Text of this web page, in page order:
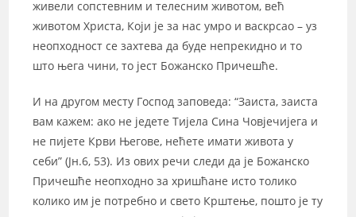
живели сопстевним и телесним животом, већ
животом Христа, Који је за нас умро и васкрсао – уз
неопходност се захтева да буде непрекидно и то
што њега чини, то јест Божанско Причешће.
И на другом месту Господ заповеда: “Заиста, заиста
вам кажем: ако не једете Тијела Сина Човјечијега и
не пијете Крви Његове, нећете имати живота у
себи” (Јн.6, 53). Из ових речи следи да је Божанско
Причешће неопходно за хришћане исто толико
колико им је потребно и свето Крштење, пошто је ту